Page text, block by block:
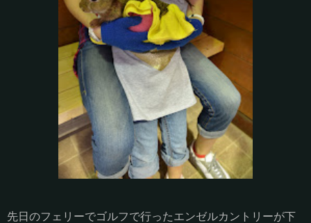
先日のフェリーでゴルフで行ったエンゼルカントリーが下